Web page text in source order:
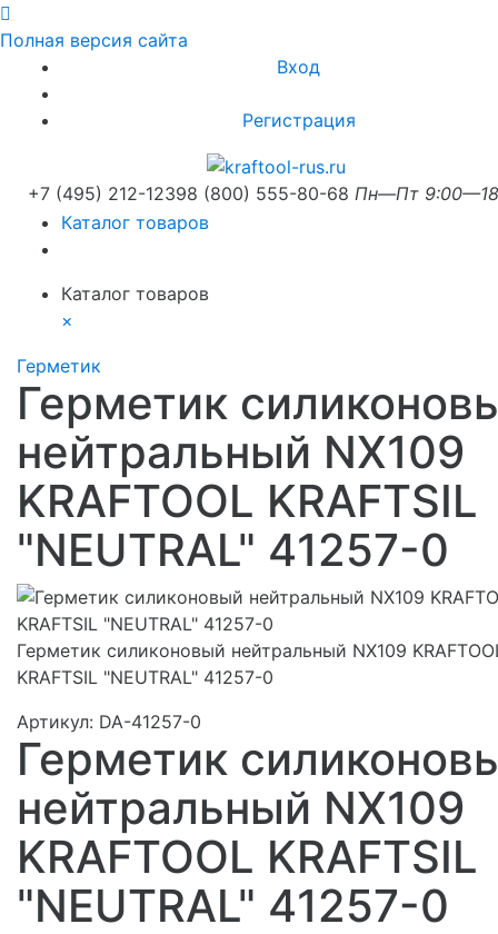
Полная версия сайта
Вход
Регистрация
+7 (495) 212-12398 (800) 555-80-68 Пн—Пт
Каталог товаров
Каталог товаров
×
Герметик
Герметик
нейтральный NX109
KRAFTOOL KRAFTSIL
"NEUTRAL" 41257-0
Герметик силиконовый нейтральный NX109
KRAFTSIL "NEUTRAL" 41257-0
Артикул: DA-41257-0
Герметик
нейтральный NX109
KRAFTOOL KRAFTSIL
"NEUTRAL" 41257-0